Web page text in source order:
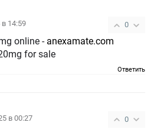
0
в 14:59
online - anexamate.com
for sale
Ответить
0
в 00:27